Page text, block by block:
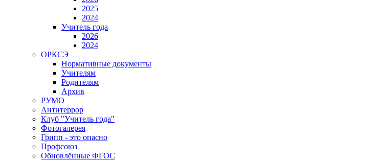
2025
2024
Учитель года
2026
2024
ОРКСЭ
Нормативные документы
Учителям
Родителям
Архив
РУМО
Антитеррор
Клуб "Учитель года"
Фотогалерея
Грипп - это опасно
Профсоюз
Обновлённые ФГОС